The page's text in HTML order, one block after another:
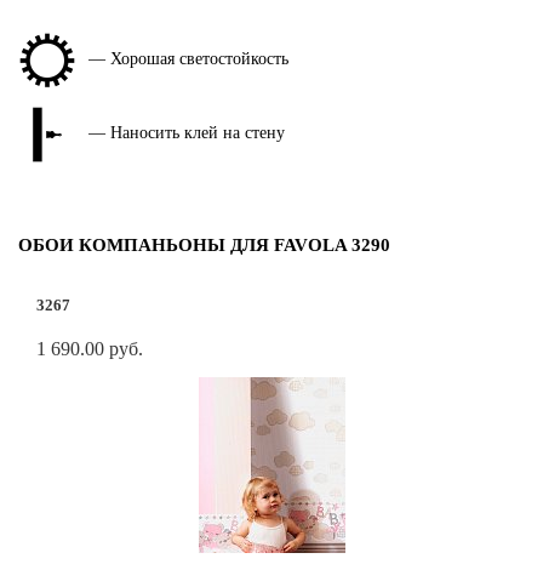
— Хорошая светостойкость
— Наносить клей на стену
ОБОИ КОМПАНЬОНЫ ДЛЯ FAVOLA 3290
3267
1 690.00 руб.